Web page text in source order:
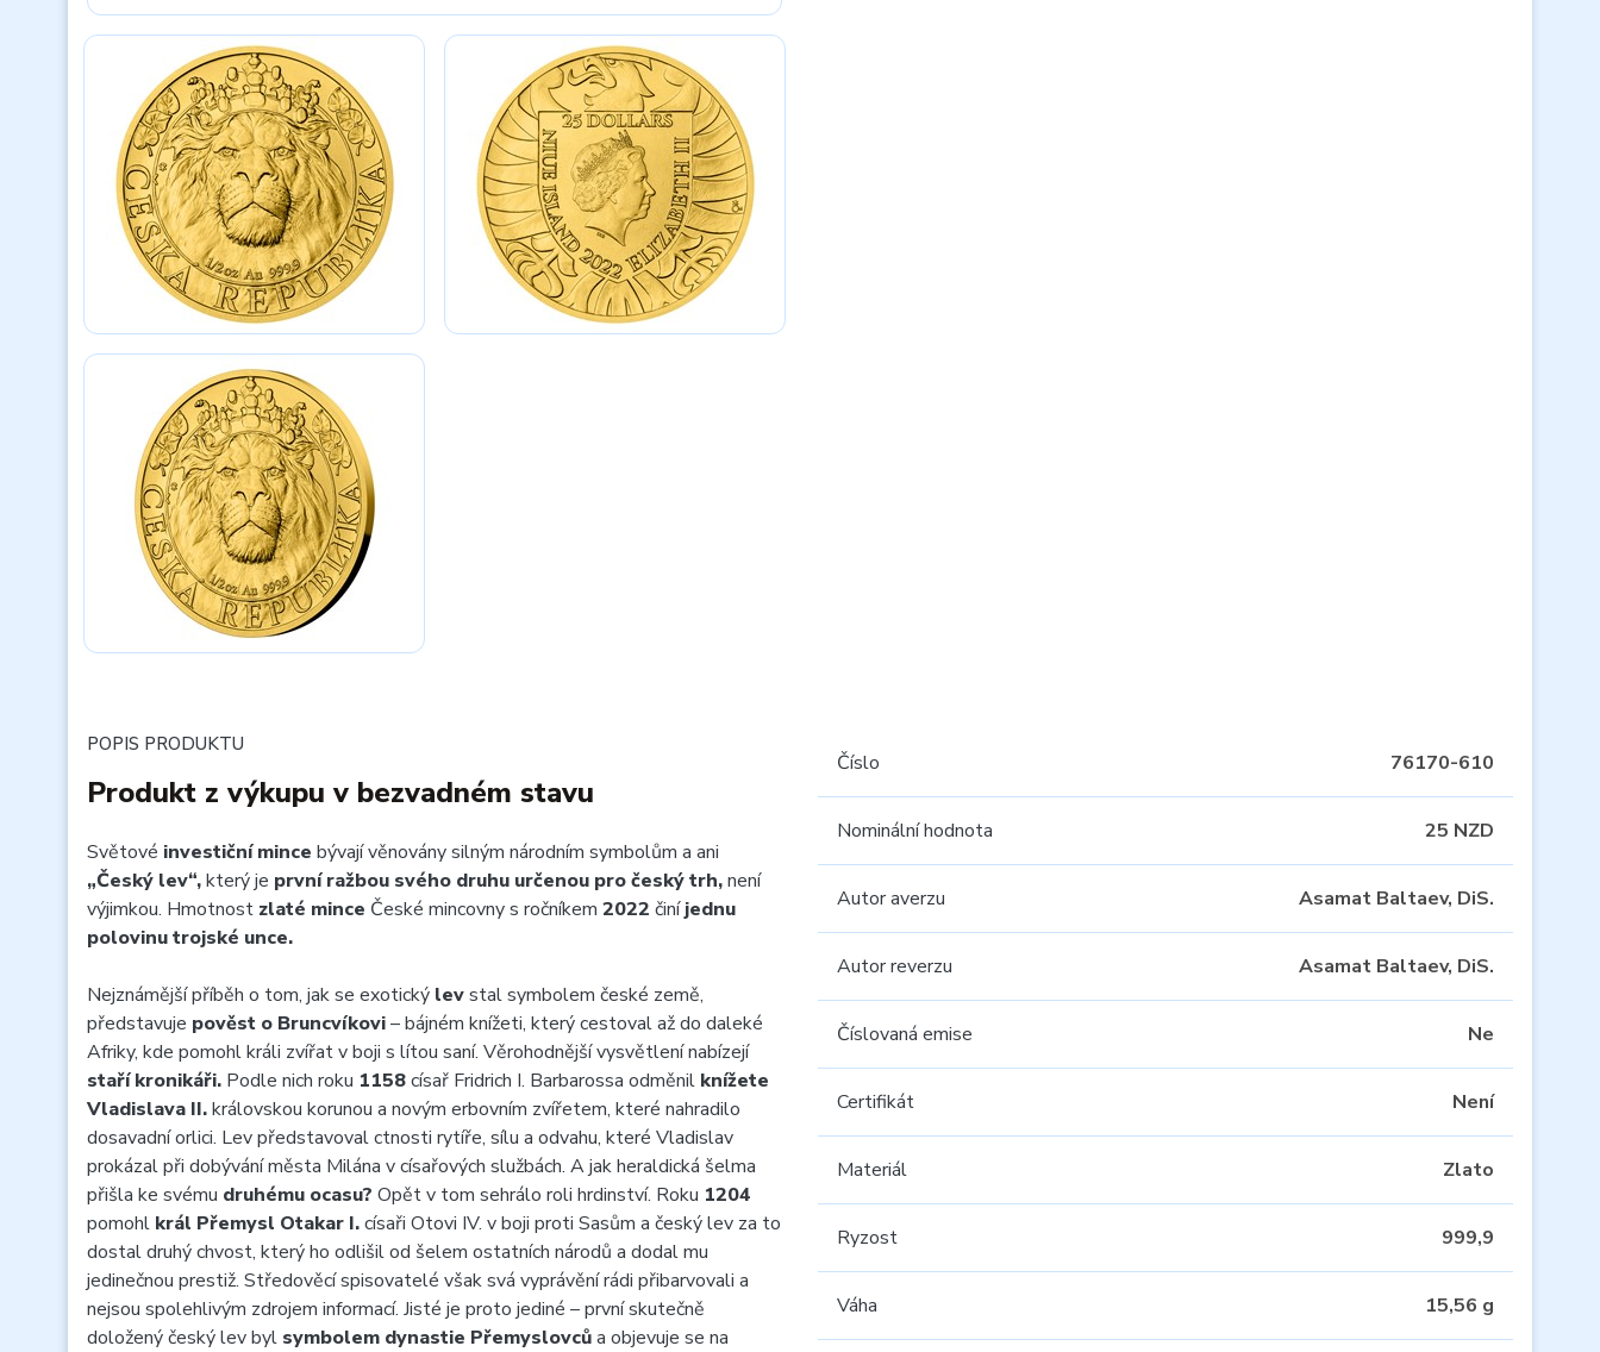
POPIS PRODUKTU
Produkt z výkupu v bezvadném stavu
Světové investiční mince bývají věnovány silným národním symbolům a ani
„Český lev“,který je první ražbou svého druhu určenou pro český trh,není
výjimkou. Hmotnost zlaté mince České mincovny s ročníkem 2022 činíjednu
polovinu trojské unce.
Nejznámější příběh o tom, jak se exotický levstal symbolem české země,
představuje pověst o Bruncvíkovi– bájném knížeti, který cestoval až do daleké
Afriky, kde pomohl králi zvířat v boji s lítou saní. Věrohodnější vysvětlení nabízejí
staří kronikáři. Podle nich roku 1158císař Fridrich I. Barbarossa odměnil knížete
Vladislava II.královskou korunou a novým erbovním zvířetem, které nahradilo
dosavadní orlici. Lev představoval ctnosti rytíře, sílu a odvahu, které Vladislav
prokázal při dobývání města Milána v císařových službách. A jak heraldická šelma
přišla ke svému druhému ocasu? Opět v tom sehrálo roli hrdinství. Roku 1204
pomohl král Přemysl Otakar I.císaři Otovi IV. v boji proti Sasům a český lev za to
dostal druhý chvost, který ho odlišil od šelem ostatních národů a dodal mu
jedinečnou prestiž. Středověcí spisovatelé však svá vyprávění rádi přibarvovali a
nejsou spolehlivým zdrojem informací. Jisté je proto jediné – první skutečně
doložený český lev byl symbolem dynastie Přemyslovcůa objevuje se na
Číslo 76170-610
Nominální hodnota 25 NZD
Autor averzu Asamat Baltaev, DiS.
Autor reverzu Asamat Baltaev, DiS.
Číslovaná emise Ne
Certifikát Není
Materiál Zlato
Ryzost 999,9
Váha 15,56 g